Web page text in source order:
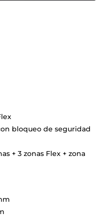
bloqueo de seguridad
+ 3 zonas Flex + zona